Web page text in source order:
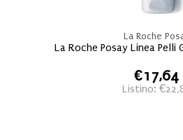
La Roche
La Roche Posay Linea Pelli
€17,64
Listino: